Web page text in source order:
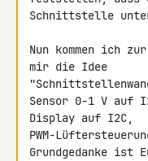
Schnittstelle
Nun kommen ich
mir die Idee
Sensor 0-1 V auf
Display auf I2C,
PWM-
Grundgedanke ist